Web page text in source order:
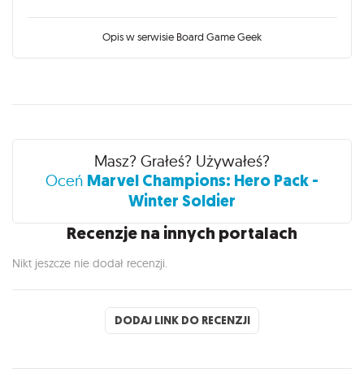
Opis w serwisie Board Game Geek
Recenzje
Masz? Grałeś? Używałeś?
Oceń Marvel Champions: Hero Pack -
Winter Soldier
Recenzje na innych portalach
Nikt jeszcze nie dodał recenzji.
DODAJ LINK DO RECENZJI